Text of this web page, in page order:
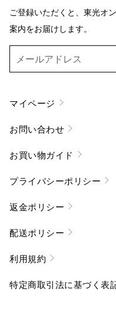
ご登録いただくと、東光オ
案内をお届けします。
マイページ
お問い合わせ
お買い物ガイド
プライバシーポリシー
返金ポリシー
配送ポリシー
利用規約
特定商取引法に基づく表